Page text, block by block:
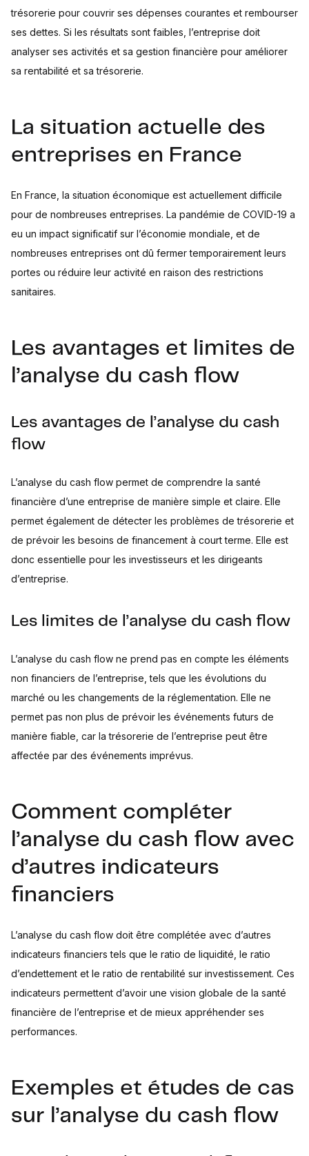
trésorerie pour couvrir ses dépenses courantes et rembourser
ses dettes. Si les résultats sont faibles, l’entreprise doit
analyser ses activités et sa gestion financière pour améliorer
sa rentabilité et sa trésorerie.
La situation actuelle des
entreprises en France
En France, la situation économique est actuellement difficile
pour de nombreuses entreprises. La pandémie de COVID-19 a
eu un impact significatif sur l’économie mondiale, et de
nombreuses entreprises ont dû fermer temporairement leurs
portes ou réduire leur activité en raison des restrictions
sanitaires.
Les avantages et limites de
l’analyse du cash flow
Les avantages de l’analyse du cash
flow
L’analyse du cash flow permet de comprendre la santé
financière d’une entreprise de manière simple et claire. Elle
permet également de détecter les problèmes de trésorerie et
de prévoir les besoins de financement à court terme. Elle est
donc essentielle pour les investisseurs et les dirigeants
d’entreprise.
Les limites de l’analyse du cash flow
L’analyse du cash flow ne prend pas en compte les éléments
non financiers de l’entreprise, tels que les évolutions du
marché ou les changements de la réglementation. Elle ne
permet pas non plus de prévoir les événements futurs de
manière fiable, car la trésorerie de l’entreprise peut être
affectée par des événements imprévus.
Comment compléter
l’analyse du cash flow avec
d’autres indicateurs
financiers
L’analyse du cash flow doit être complétée avec d’autres
indicateurs financiers tels que le ratio de liquidité, le ratio
d’endettement et le ratio de rentabilité sur investissement. Ces
indicateurs permettent d’avoir une vision globale de la santé
financière de l’entreprise et de mieux appréhender ses
performances.
Exemples et études de cas
sur l’analyse du cash flow